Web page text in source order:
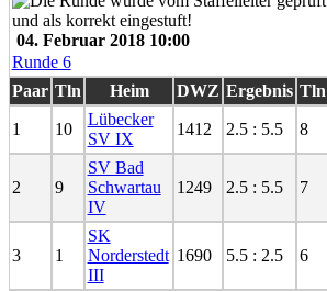
04. Februar 2018 10:00
Runde 6
Paar Tln Heim DWZ Ergebnis Tln
1 10
Lübecker
SV IX
1412 2.5 : 5.5 8
2 9
SV Bad
Schwartau
IV
1249 2.5 : 5.5 7
3 1
SK
Norderstedt
III
1690 5.5 : 2.5 6